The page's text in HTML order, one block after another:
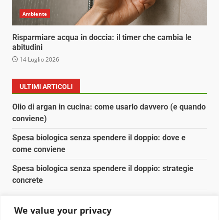
We value your privacy
Ambiente
Risparmiare acqua in doccia: il timer che cambia le
abitudini
14 Luglio 2026
ULTIMI ARTICOLI
Olio di argan in cucina: come usarlo davvero (e quando
conviene)
Spesa biologica senza spendere il doppio: dove e
come conviene
Spesa biologica senza spendere il doppio: strategie
concrete